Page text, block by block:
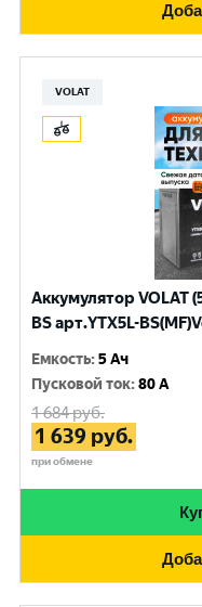
VOLAT
Аккумулятор VOLAT
BS арт.YTX5L-
Емкость:5 Ач
Пусковой ток:80 A
1 684руб.
1 639 руб.
при обмене